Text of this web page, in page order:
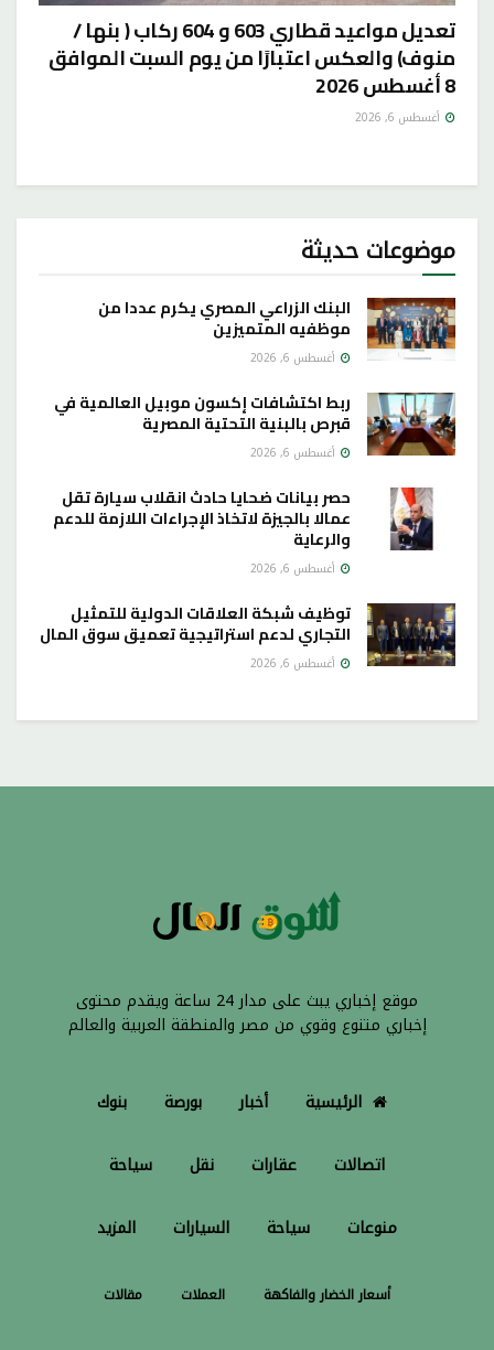
تعديل مواعيد قطاري 603 و 604 ركاب ( بنها /
منوف) والعكس اعتبارًا من يوم السبت الموافق
8 أغسطس 2026
أغسطس 6, 2026
موضوعات حديثة
البنك الزراعي المصري يكرم عددا من
موظفيه المتميزين
أغسطس 6, 2026
ربط اكتشافات إكسون موبيل العالمية في
قبرص بالبنية التحتية المصرية
أغسطس 6, 2026
حصر بيانات ضحايا حادث انقلاب سيارة تقل
عمالا بالجيزة لاتخاذ الإجراءات اللازمة للدعم
والرعاية
أغسطس 6, 2026
توظيف شبكة العلاقات الدولية للتمثيل
التجاري لدعم استراتيجية تعميق سوق المال
أغسطس 6, 2026
موقع إخباري يبث على مدار 24 ساعة ويقدم محتوى
إخباري متنوع وقوي من مصر والمنطقة العربية والعالم
الرئيسية أخبار بورصة بنوك
اتصالات عقارات نقل سياحة
منوعات سياحة السيارات المزيد
أسعار الخضار والفاكهة العملات مقالات